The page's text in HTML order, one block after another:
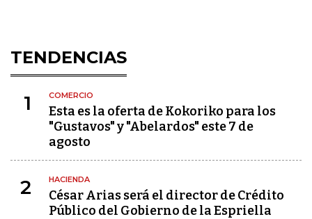
TENDENCIAS
1 COMERCIO
Esta es la oferta de Kokoriko para los
"Gustavos" y "Abelardos" este 7 de
agosto
2 HACIENDA
César Arias será el director de Crédito
Público del Gobierno de la Espriella